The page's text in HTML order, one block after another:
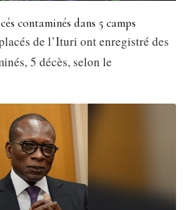
contaminés dans 5 camps
de l’Ituri ont enregistré des
5 décès, selon le